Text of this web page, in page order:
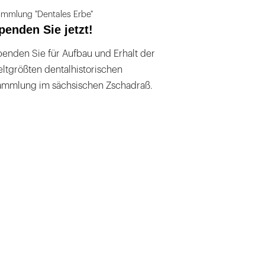
"Dentales Erbe"
Sie jetzt!
Sie für Aufbau und Erhalt der
dentalhistorischen
im sächsischen Zschadraß.